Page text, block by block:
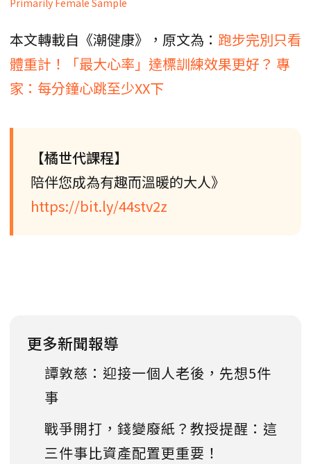
Primarily Female Sample
本文轉載自《潮健康》，原文為： 跑步完別只看
體重計！「最大心率」達標訓練效果更好？ 專
家：每分鐘心跳至少XX下
【橘世代課程】
陪伴您成為有趣而溫暖的大人》
https://bit.ly/44stv2z
更多新聞報導
譚敦慈：迎接一個人老後，先想5件
事
戰爭開打，錢變廢紙？教授提醒：這
三件事比資產配置更重要！